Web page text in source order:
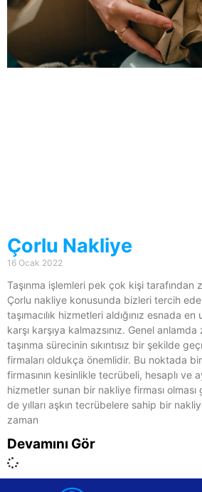
Çorlu Nakliye
16 Ocak 2022
Taşınma işlemleri pek çok kişi tarafından
Çorlu nakliye konusunda bizleri tercih
taşımacılık hizmetleri aldığınız esnada en
karşı karşıya kalmazsınız. Genel
taşınma sürecinin sıkıntısız bir şekilde
firmaları oldukça önemlidir. Bu noktada
firmasının kesinlikle tecrübeli, hesaplı ve
hizmetler sunan bir nakliye firması
de yılları aşkın tecrübelere sahip bir
zaman
Devamını Gör